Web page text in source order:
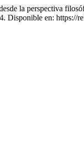
la perspectiva
Disponible en: https://